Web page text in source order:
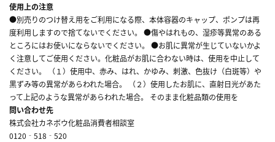
使用上の注意
●別売りのつけ替え用をご利用になる際、本体容器のキャップ、ポンプは再
度利用しますので捨てないでください。 ●傷やはれもの、湿疹等異常のある
ところにはお使いにならないでください。 ●お肌に異常が生じていないかよ
く注意してご使用ください。化粧品がお肌に合わない時は、使用を中止して
ください。 （１）使用中、赤み、はれ、かゆみ、刺激、色抜け（白斑等）や
黒ずみ等の異常があらわれた場合。 （２）使用したお肌に、直射日光があた
って上記のような異常があらわれた場合。 そのまま化粧品類の使用を
問い合わせ先
株式会社カネボウ化粧品消費者相談室
0120‐518‐520